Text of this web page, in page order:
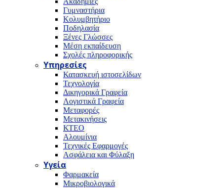
Γυμναστήρια
Κολυμβητήριο
Ποδηλασία
Ξένες Γλώσσες
Μέση εκπαίδευση
Σχολές πληροφορικής
Υπηρεσίες
Κατασκευή ιστοσελίδων
Τεχνολογία
Δικηγορικά Γραφεία
Λογιστικά Γραφεία
Μεταφορές
Μετακινήσεις
ΚΤΕΟ
Αλουμίνια
Τεχνικές Εφαρμογές
Ασφάλεια και Φύλαξη
Υγεία
Φαρμακεία
Μικροβιολογικά